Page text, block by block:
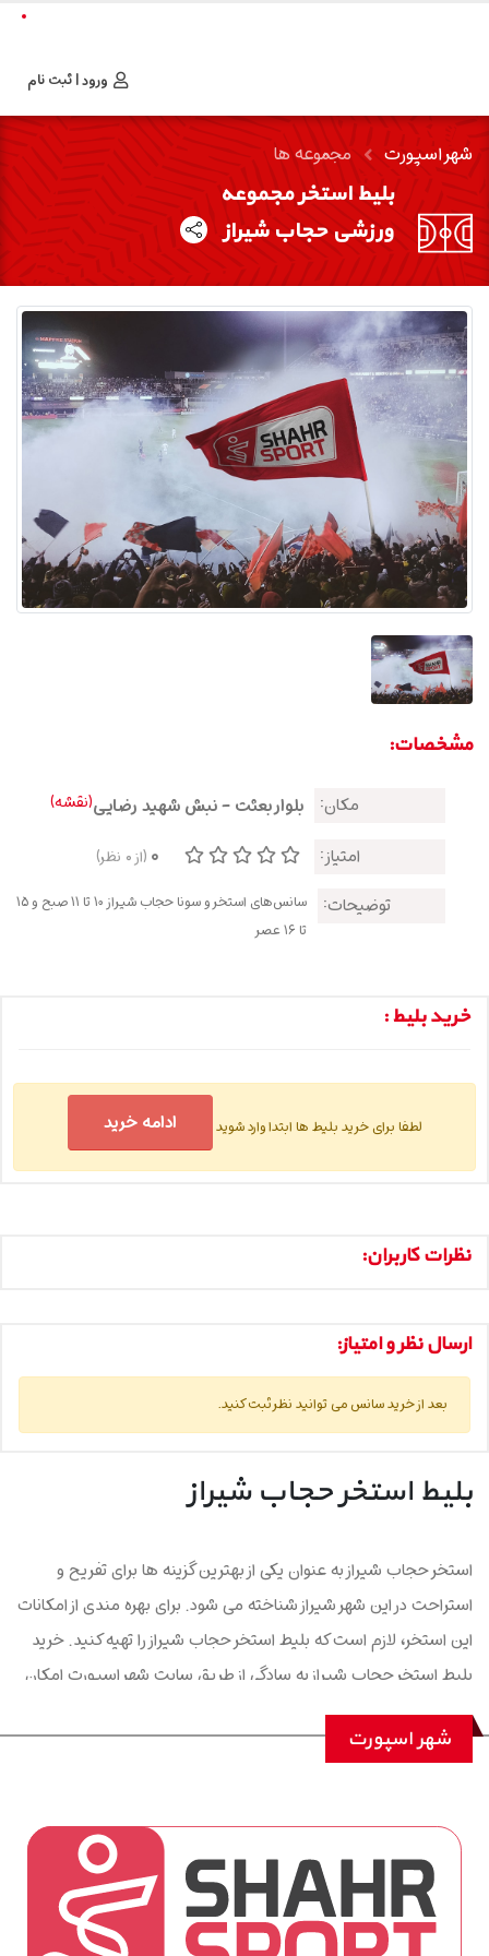
ورود | ثبت نام
بلیط استخر مجموعه
ورزشی حجاب شیراز
شهر اسپورت مجموعه ها
مشخصات:
مکان: بلوار بعثت - نبش شهید رضایی(نقشه)
امتیاز: 0 (از0 نظر)
توضیحات:
سانس‌های استخر و سونا حجاب شیراز 10 تا 11 صبح و 15
تا 16 عصر
خرید بلیط :
لطفا برای خرید بلیط ها ابتدا وارد شوید ادامه خرید
نظرات کاربران:
ارسال نظر و امتیاز:
بعد از خرید سانس می توانید نظر ثبت کنید.
بلیط استخر حجاب شیراز
استخر حجاب شیراز به عنوان یکی از بهترین گزینه ها برای تفریح و
استراحت در این شهر شیراز شناخته می شود. برای بهره مندی از امکانات
این استخر، لازم است که بلیط استخر حجاب شیراز را تهیه کنید. خرید
بلیط استخر حجاب شیراز به سادگی از طریق سایت شهر اسپورت امکان
پذیر است. این سایت به شما این امکان را می دهد که با چند کلیک،
بلیط استخر حجاب شیراز را به صورت آنلاین خریداری کنید و از صف
لذت ببرید. بنابراین، اگر به دنبال یک روز شاد و پرهیجان هستید، حتماً
بلیط استخر حجاب شیراز را از شهر اسپورت خریداری کنید و تجربه ای
فراموش نشدنی را برای خود رقم بزنید.
شهر اسپورت